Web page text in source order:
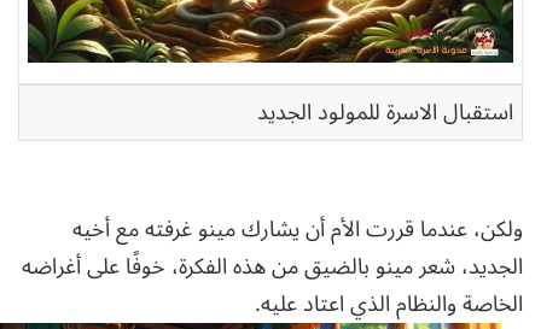
استقبال الاسرة للمولود الجديد
ولكن، عندما قررت الأم أن يشارك مينو غرفته مع أخيه
الجديد، شعر مينو بالضيق من هذه الفكرة، خوفًا على أغراضه
الخاصة والنظام الذي اعتاد عليه.